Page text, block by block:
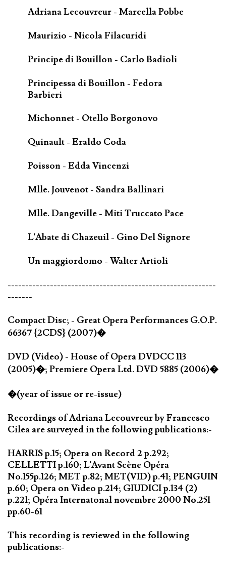
Adriana Lecouvreur - Marcella Pobbe
Maurizio - Nicola Filacuridi
Principe di Bouillon - Carlo Badioli
Principessa di Bouillon - Fedora
Barbieri
Michonnet - Otello Borgonovo
Quinault - Eraldo Coda
Poisson - Edda Vincenzi
Mlle. Jouvenot - Sandra Ballinari
Mlle. Dangeville - Miti Truccato Pace
L'Abate di Chazeuil - Gino Del Signore
Un maggiordomo - Walter Artioli
-----------------------------------------------------------
-------
Compact Disc; - Great Opera Performances G.O.P.
66367 {2CDS} (2007)�
DVD (Video) - House of Opera DVDCC 113
(2005)�; Premiere Opera Ltd. DVD 5885 (2006)�
�(year of issue or re-issue)
Recordings of Adriana Lecouvreur by Francesco
Cilea are surveyed in the following publications:-
HARRIS p.15; Opera on Record 2 p.292;
CELLETTI p.160; L'Avant Scène Opéra
No.155p.126; MET p.82; MET(VID) p.41; PENGUIN
p.60; Opera on Video p.214; GIUDICI p.134 (2)
p.221; Opéra Internatonal novembre 2000 No.251
pp.60-61
This recording is reviewed in the following
publications:-